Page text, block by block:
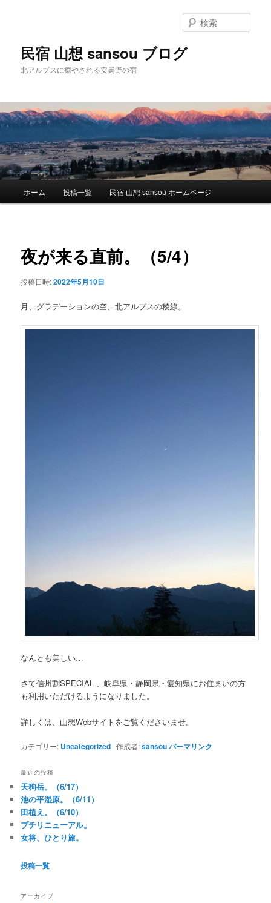
民宿 山想 sansou ブログ
北アルプスに癒やされる安曇野の宿
索
メ
テ
ホーム 投稿一覧 民宿 山想 sansou ホームページ
夜が来る直前。（5/4）
投稿日時:2022年5月10日
月、グラデーションの空、北アルプスの稜線。
なんとも美しい…
さて信州割SPECIAL 、岐阜県・静岡県・愛知県にお住まいの方
も利用いただけるようになりました。
詳しくは、山想Webサイトをご覧くださいませ。
カテゴリー: Uncategorized 作成者:sansouパーマリンク
最近の投稿
天狗岳。（6/17）
池の平湿原。（6/11）
田植え。（6/10）
プチリニューアル。
女将、ひとり旅。
投稿一覧
アーカイブ